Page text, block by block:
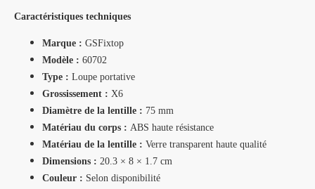
Caractéristiques techniques
Marque : GSFixtop
Modèle : 60702
Type : Loupe portative
Grossissement : X6
Diamètre de la lentille : 75 mm
Matériau du corps : ABS haute résistance
Matériau de la lentille : Verre transparent haute qualité
Dimensions : 20.3 × 8 × 1.7 cm
Couleur : Selon disponibilité